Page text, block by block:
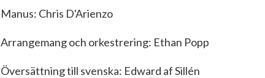
Manus: Chris D'Arienzo
Arrangemang och orkestrering: Ethan Popp
Översättning till svenska: Edward af Sillén